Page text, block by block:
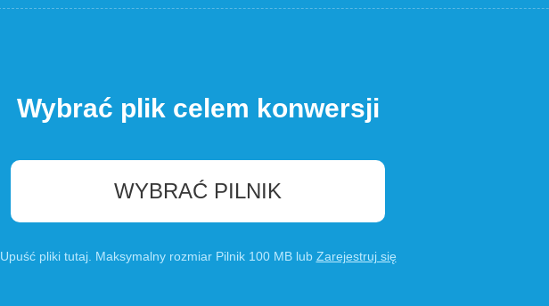
Wybrać plik celem konwersji
WYBRAĆ PILNIK
Upuść pliki tutaj. Maksymalny rozmiar Pilnik 100 MB lub Zarejestruj się